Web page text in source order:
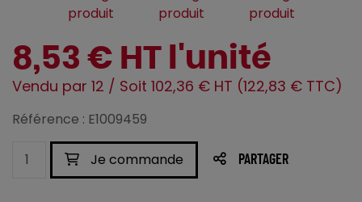
8,53 € HT l'unité
Vendu par 12 / Soit 102,36 € HT (122,83 € TTC)
Référence : E1009459
Je commande PARTAGER